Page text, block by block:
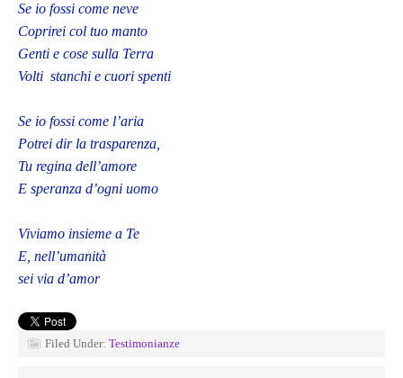
Se io fossi come neve
Coprirei col tuo manto
Genti e cose sulla Terra
Volti stanchi e cuori spenti
Se io fossi come l’aria
Potrei dir la trasparenza,
Tu regina dell’amore
E speranza d’ogni uomo
Viviamo insieme a Te
E, nell’umanità
sei via d’amor
Filed Under: Testimonianze